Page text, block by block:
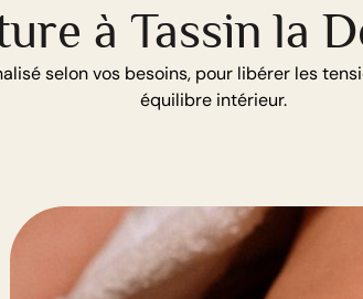
à Tassin la
selon vos besoins, pour libérer les
équilibre intérieur.